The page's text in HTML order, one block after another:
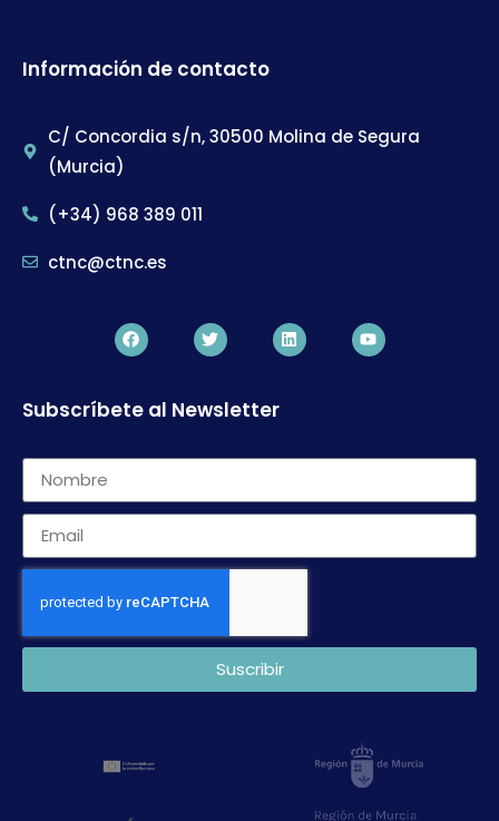
Información de contacto
C/ Concordia s/n, 30500 Molina de Segura
(Murcia)
(+34) 968 389 011
ctnc@ctnc.es
Subscríbete al Newsletter
Suscribir